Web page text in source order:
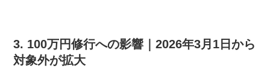
3. 100万円修行への影響｜2026年3月1日から
対象外が拡大